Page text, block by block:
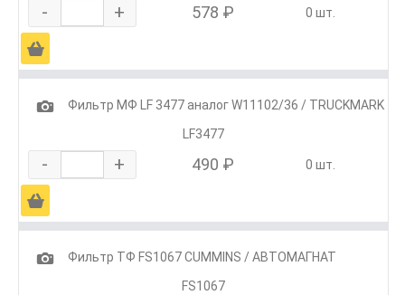
- + 578 ₽ 0 шт.
Ä
1
Фильтр МФ LF 3477 аналог W11102/36 / TRUCKMARK
LF3477
- + 490 ₽ 0 шт.
Ä
1
Фильтр ТФ FS1067 CUMMINS / АВТОМАГНАТ
FS1067